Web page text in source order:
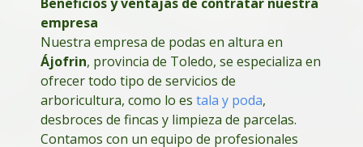
empresa
Nuestra empresa de podas en altura en
Ájofrin, provincia de Toledo, se especializa en
ofrecer todo tipo de servicios de
arboricultura, como lo es tala y poda,
desbroces de fincas y limpieza de parcelas.
Contamos con un equipo de profesionales